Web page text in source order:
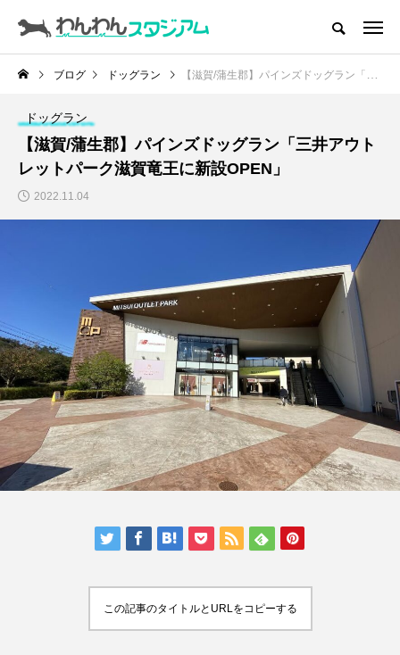
CATEGORY
ドッグラン
ドッグカフェ
愛犬とおでかけ (公園･施設etc)
愛犬と旅行
動物病院
コラム
トップページ
人気の記事ランキング
メンバー
会社概要
プライバシーポリシー
ブログ ドッグラン 【滋賀/蒲生郡】パインズドッグラン「三井アウトレットパーク滋賀竜王に新設OPEN」
ドッグラン
【滋賀/蒲生郡】パインズドッグラン「三井アウト
レットパーク滋賀竜王に新設OPEN」
2022.11.04
この記事のタイトルとURLをコピーする